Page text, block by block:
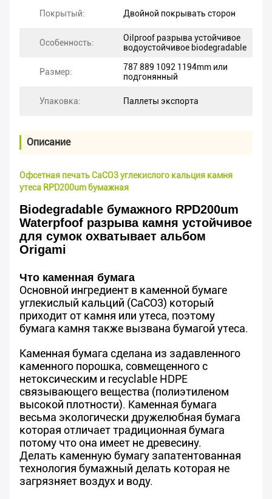
Покрытый: Двойной покрывать сторон
Особенность:
Oilproof разрыва устойчивое
водоустойчивое biodegradable
Размер:
787 889 1092 1194mm или
подгонянный
Упаковка: Паллеты экспорта
Описание
Офсетная печать CaCO3 углекислого кальция камня
утеса RPD200um бумажная
Biodegradable бумажного RPD200um
Waterpfoof разрыва камня устойчивое
для сумок охватывает альбом
Origami
Что каменная бумага
Основной ингредиент в каменной бумаге
углекислый кальций (CaCO3) который
приходит от камня или утеса, поэтому
бумага камня также вызвана бумагой утеса.
Каменная бумага сделана из задавленного
каменного порошка, совмещенного с
нетоксическим и recyclable HDPE
связывающего вещества (полиэтиленом
высокой плотности). Каменная бумага
весьма экологически дружелюбная бумага
которая отличает традиционная бумага
потому что она имеет не древесину.
Делать каменную бумагу запатентованная
технология бумажный делать которая не
загрязняет воздух и воду.